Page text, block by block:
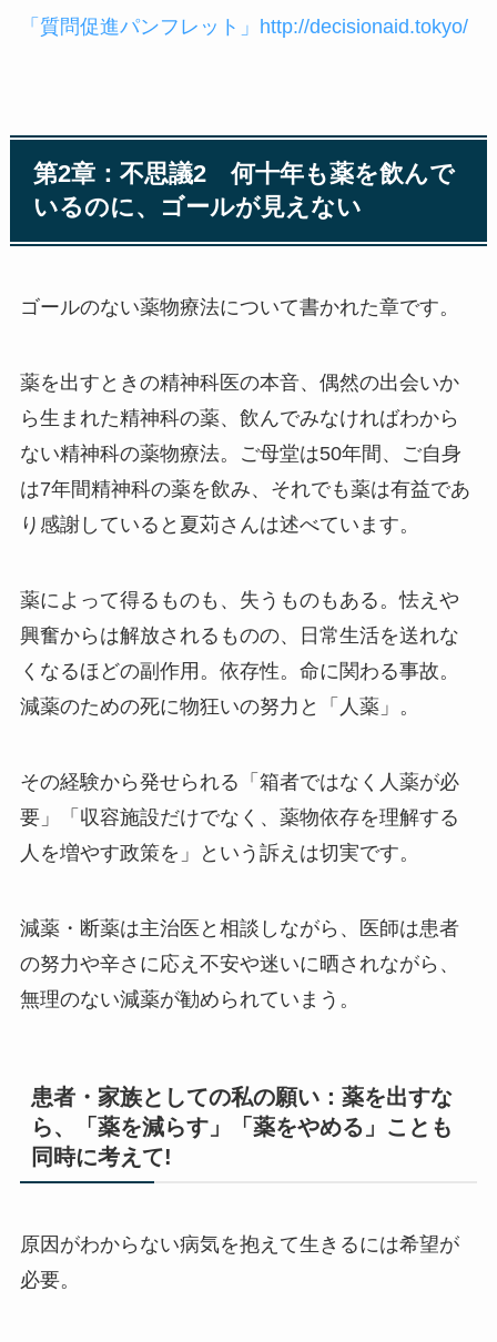
「質問促進パンフレット」http://decisionaid.tokyo/
第2章：不思議2 何十年も薬を飲んで
いるのに、ゴールが見えない
ゴールのない薬物療法について書かれた章です。
薬を出すときの精神科医の本音、偶然の出会いか
ら生まれた精神科の薬、飲んでみなければわから
ない精神科の薬物療法。ご母堂は50年間、ご自身
は7年間精神科の薬を飲み、それでも薬は有益であ
り感謝していると夏苅さんは述べています。
薬によって得るものも、失うものもある。怯えや
興奮からは解放されるものの、日常生活を送れな
くなるほどの副作用。依存性。命に関わる事故。
減薬のための死に物狂いの努力と「人薬」。
その経験から発せられる「箱者ではなく人薬が必
要」「収容施設だけでなく、薬物依存を理解する
人を増やす政策を」という訴えは切実です。
減薬・断薬は主治医と相談しながら、医師は患者
の努力や辛さに応え不安や迷いに晒されながら、
無理のない減薬が勧められていまう。
患者・家族としての私の願い：薬を出すな
ら、「薬を減らす」「薬をやめる」ことも
同時に考えて!
原因がわからない病気を抱えて生きるには希望が
必要。